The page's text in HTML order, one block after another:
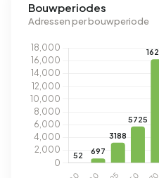
Bouwperiodes
Adressen per bouwperiode